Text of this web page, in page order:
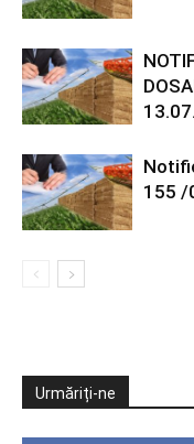
155 /
Urmăriți-ne